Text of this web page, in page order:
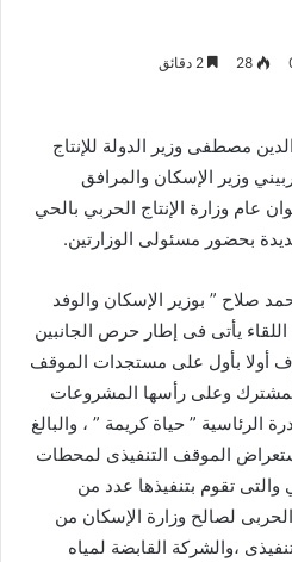
28
مصطفى وزير الدولة للإنتاج
وزير الإسكان والمرافق
عام وزارة الإنتاج الحربي بالحي
بحضور مسئولى الوزارتين.
صلاح ” بوزير الإسكان والوفد
يأتى فى إطار حرص الجانبين
أولا بأول على مستجدات الموقف
وعلى رأسها المشروعات
الرئاسية ” حياة كريمة ” ، والبالغ
تم إستعراض الموقف التنفيذى لمحطات
تقوم بتنفيذها عدد من
الحربى لصالح وزارة الإسكان من
،والشركة القابضة لمياه